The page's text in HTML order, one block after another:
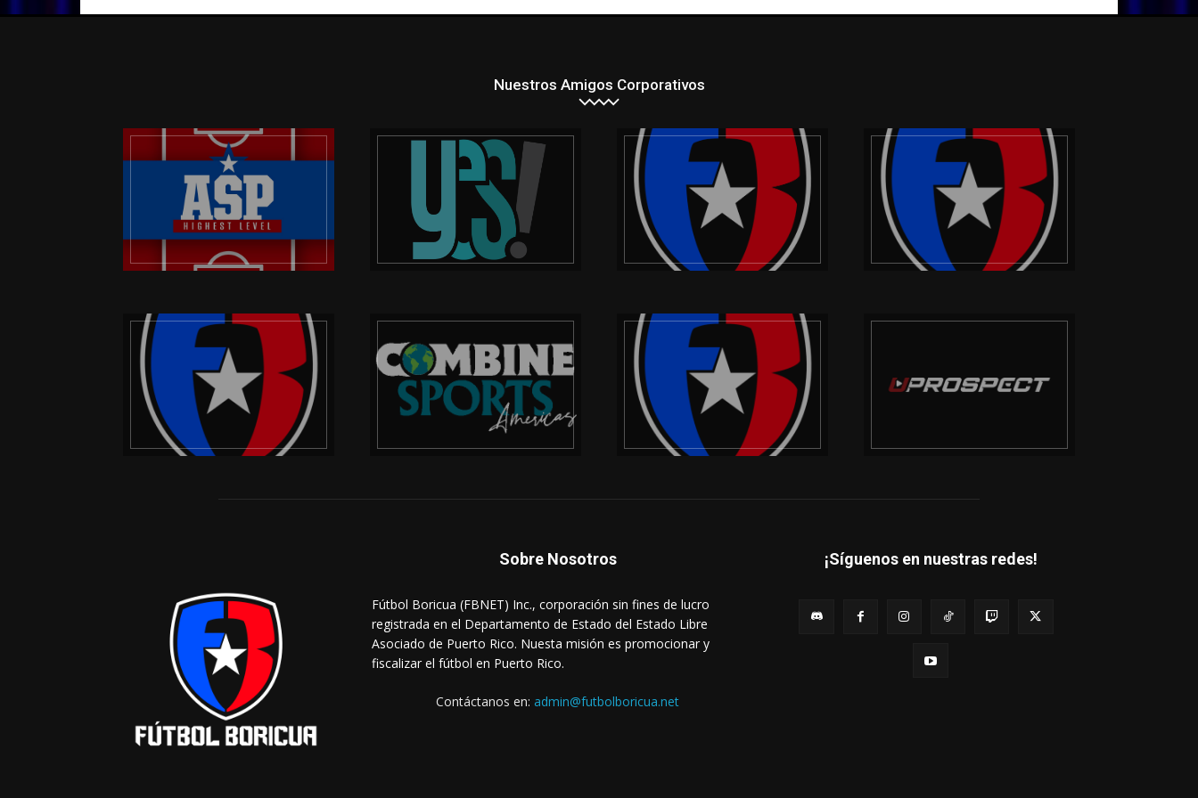
Nuestros Amigos Corporativos
Sobre Nosotros
Fútbol Boricua (FBNET) Inc., corporación sin fines de lucro
registrada en el Departamento de Estado del Estado Libre
Asociado de Puerto Rico. Nuesta misión es promocionar y
fiscalizar el fútbol en Puerto Rico.
Contáctanos en: admin@futbolboricua.net
¡Síguenos en nuestras redes!